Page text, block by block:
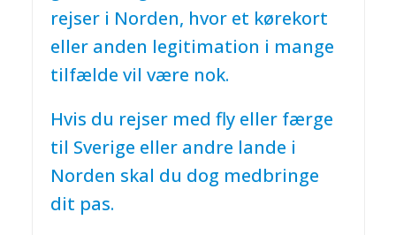
rejser i Norden, hvor et kørekort
eller anden legitimation i mange
tilfælde vil være nok.
Hvis du rejser med fly eller færge
til Sverige eller andre lande i
Norden skal du dog medbringe
dit pas.